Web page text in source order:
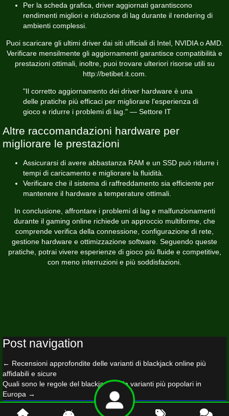
Per la scheda grafica, driver aggiornati garantiscono
rendimenti migliori e riduzione di lag durante il rendering di
ambienti complessi.
Puoi scaricare gli ultimi driver dai siti ufficiali di Intel, NVIDIA o AMD.
Verificare mensilmente gli aggiornamenti garantisce compatibilità e
prestazioni ottimali, inoltre, puoi trovare ulteriori risorse utili su
http://betibet.it.com
"Il corretto aggiornamento dei driver hardware è una
delle pratiche più efficaci per migliorare l'esperienza di
gioco e ridurre i problemi di lag." — Settore IT
Altre raccomandazioni hardware per
migliorare le prestazioni
Assicurarsi di avere abbastanza RAM e un SSD può ridurre i
tempi di caricamento e migliorare la fluidità.
Verificare che il sistema di raffreddamento sia efficiente per
mantenere il hardware a temperature ottimali.
In conclusione, affrontare i problemi di lag e malfunzionamenti
durante il gaming online richiede un approccio multiforme, che
comprende verifica della connessione, configurazione di rete,
gestione hardware e ottimizzazione software. Seguendo queste
pratiche, potrai vivere esperienze di gioco più fluide e competitive,
con meno interruzioni e più soddisfazioni.
Post navigation
← Recensioni approfondite delle varianti di blackjack online più
affidabili e sicure
Quali sono le regole del blackjack nelle varianti più popolari in
Europa →